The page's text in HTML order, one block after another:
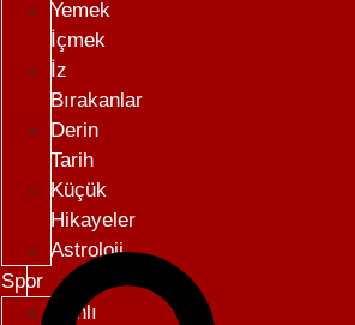
Yemek
İçmek
İz
Bırakanlar
Derin
Tarih
Küçük
Hikayeler
Astroloji
Spor
Canlı